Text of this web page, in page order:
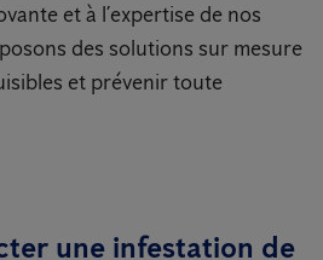
et à l’expertise de nos
des solutions sur mesure
et prévenir toute
une infestation de